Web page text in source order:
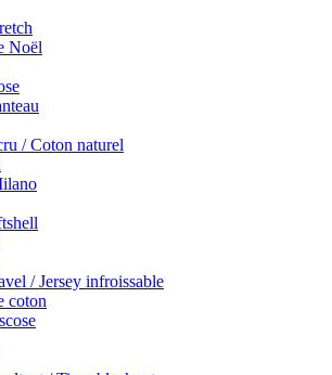
Noël
/ Coton naturel
/ Jersey infroissable
coton